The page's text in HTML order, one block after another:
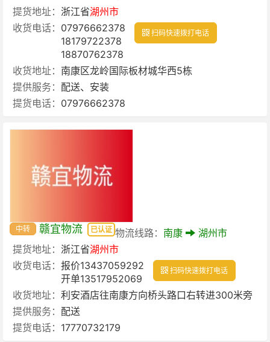
提货地址： 浙江省湖州市
收货电话： 07976662378
18179722378
18870762378
扫码快速拨打电话
收货地址： 南康区龙岭国际板材城华西5栋
提供服务： 配送、安装
提货电话： 07976662378
中转 赣宜物流 已认证 物流线路： 南康
湖州市
提货地址： 浙江省湖州市
收货电话： 报价13437059292
开单13517952069
扫码快速拨打电话
收货地址： 利安酒店往南康方向桥头路口右转进300米旁
提供服务： 配送
提货电话： 17770732179